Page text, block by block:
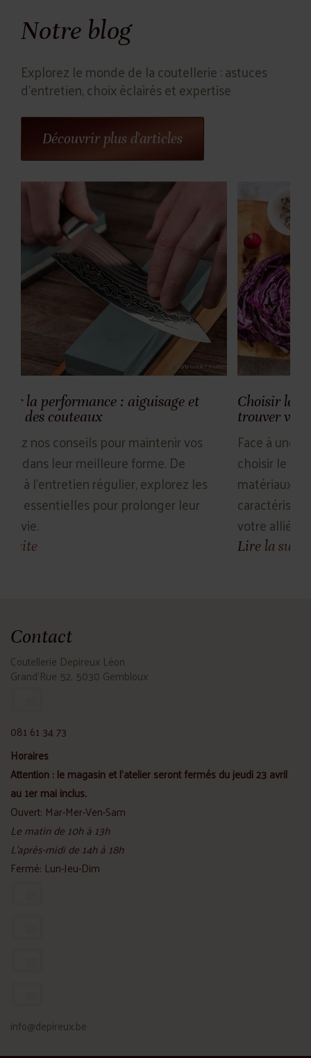
Notre blog
Explorez le monde de la coutellerie : astuces
d'entretien, choix éclairés et expertise
Découvrir plus d'articles
et
vos
les
leur
Choisir le compagnon parfait : guide
trouver votre couteau idéal
Face à une gamme de couteaux, comment
choisir le bon ? Découvrez nos conseils sur
matériaux, les styles de lames et les
caractéristiques à considérer pour trouver
Contact
Coutellerie Depireux Léon
Grand'Rue 52, 5030 Gembloux
081 61 34 73
Horaires
Attention : le magasin et l'atelier seront fermés du jeudi 23 avril
au 1er mai inclus.
Ouvert: Mar-Mer-Ven-Sam
Le matin de 10h à 13h
L'après-midi de 14h à 18h
Fermé: Lun-Jeu-Dim
info@depireux.be